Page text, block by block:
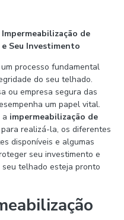
Impermeabilização de
Seu Investimento
processo fundamental
do seu telhado.
ou empresa segura das
um papel vital.
a impermeabilização de
realizá-la, os diferentes
disponíveis e algumas
seu investimento e
telhado esteja pronto